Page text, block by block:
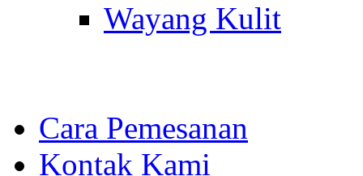
Wayang Kulit
Cara Pemesanan
Kontak Kami